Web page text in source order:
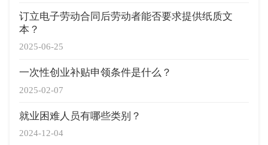
2025-06-25
订立电子劳动合同后劳动者能否要求提供纸质文
本？
2025-02-07
一次性创业补贴申领条件是什么？
2024-12-04
就业困难人员有哪些类别？